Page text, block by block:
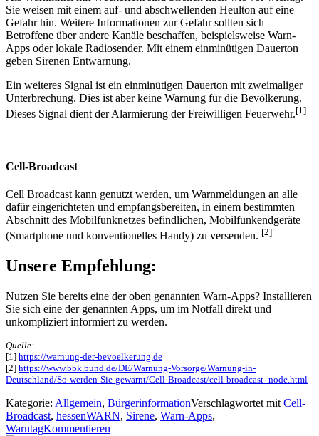
Sie weisen mit einem auf- und abschwellenden Heulton auf eine
Gefahr hin. Weitere Informationen zur Gefahr sollten sich
Betroffene über andere Kanäle beschaffen, beispielsweise Warn-
Apps oder lokale Radiosender. Mit einem einminütigen Dauerton
geben Sirenen Entwarnung.
Ein weiteres Signal ist ein einminütigen Dauerton mit zweimaliger
Unterbrechung. Dies ist aber keine Warnung für die Bevölkerung.
Dieses Signal dient der Alarmierung der Freiwilligen Feuerwehr.[1]
Cell-Broadcast
Cell Broadcast kann genutzt werden, um Warnmeldungen an alle
dafür eingerichteten und empfangsbereiten, in einem bestimmten
Abschnitt des Mobilfunknetzes befindlichen, Mobilfunkendgeräte
(Smartphone und konventionelles Handy) zu versenden. [2]
Unsere Empfehlung:
Nutzen Sie bereits eine der oben genannten Warn-Apps? Installieren
Sie sich eine der genannten Apps, um im Notfall direkt und
unkompliziert informiert zu werden.
Quelle:
[1] https://warnung-der-bevoelkerung.de
[2] https://www.bbk.bund.de/DE/Warnung-Vorsorge/Warnung-in-
Deutschland/So-werden-Sie-gewarnt/Cell-Broadcast/cell-broadcast_node.html
Kategorie: Allgemein, BürgerinformationVerschlagwortet mit Cell-
Broadcast, hessenWARN, Sirene, Warn-Apps,
WarntagKommentieren